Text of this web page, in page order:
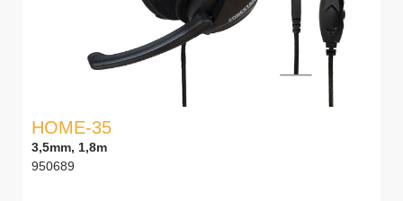
HOME-35
3,5mm, 1,8m
950689